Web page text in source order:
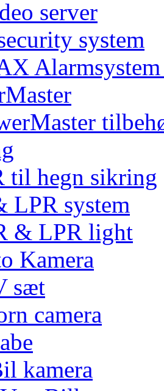
server
system
til hegn sikring
LPR system
& LPR light
Kamera
sæt
camera
kamera